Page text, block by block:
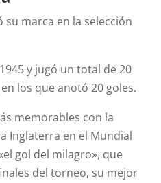
marca en la selección
y jugó un total de 20
los que anotó 20 goles.
memorables con la
Inglaterra en el Mundial
gol del milagro», que
del torneo, su mejor